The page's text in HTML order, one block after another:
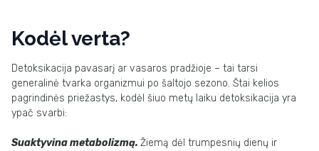
Kodėl verta?
Detoksikacija pavasarį ar vasaros pradžioje – tai tarsi
generalinė tvarka organizmui po šaltojo sezono. Štai kelios
pagrindinės priežastys, kodėl šiuo metų laiku detoksikacija yra
ypač svarbi:
Suaktyvina metabolizmą. Žiemą dėl trumpesnių dienų ir